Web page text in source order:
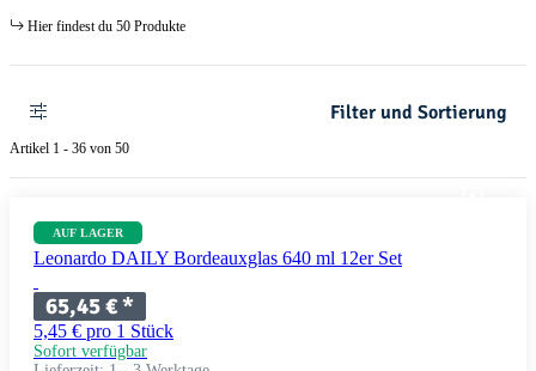
Hier findest du 50 Produkte
Filter und Sortierung
Artikel 1 - 36 von 50
AUF LAGER
Leonardo DAILY Bordeauxglas 640 ml 12er Set
65,45 €*
5,45 € pro 1 Stück
Sofort verfügbar